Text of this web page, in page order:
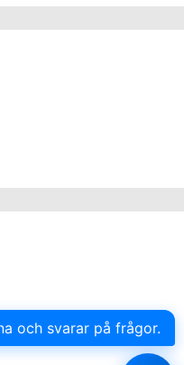
och svarar på frågor.